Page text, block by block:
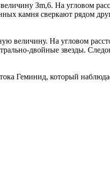
Зm,6. На угловом
камня сверкают рядом
величину. На угловом
двойные звезды.
Геминид, который